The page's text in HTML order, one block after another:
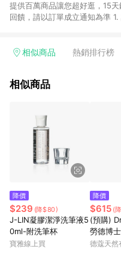
提供百萬商品讓您超好逛，15
回饋，請以訂單成立通知為準 1. 請注意以下品類商品均無回饋：
電玩/遊戲/相機/單眼/鏡頭/拍
的購回饋活動享Yahoo超贈點回
3. 訂單回饋金額將扣除運費/購
價券等虛擬貨幣折抵 4. 大宗採
有相關事證認定您為大宗採購
相關認定以Yahoo購物中心之認
相似商品 熱銷排行榜
相似商品
降價
$239 (降$80)
J-LIN凝膠潔淨洗筆液5
0ml-附洗筆杯
寶雅線上買
降價
$615 (
(預購)
勞德博
油
德蔻天然